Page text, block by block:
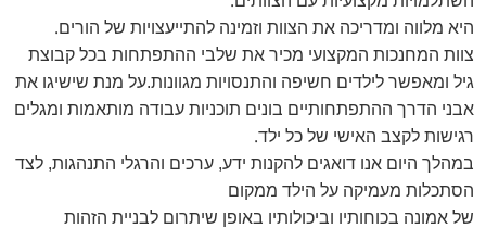
היא מלווה ומדריכה את הצוות וזמינה להתייעצויות של הורים.
צוות המחנכות המקצועי מכיר את שלבי ההתפתחות בכל קבוצת
גיל ומאפשר לילדים חשיפה והתנסויות מגוונות.על מנת שישיגו את
אבני הדרך ההתפתחותיים בונים תוכניות עבודה מותאמות ומגלים
רגישות לקצב האישי של כל ילד.
במהלך היום אנו דואגים להקנות ידע, ערכים והרגלי התנהגות, לצד
הסתכלות מעמיקה על הילד ממקום
של אמונה בכוחותיו וביכולותיו באופן שיתרום לבניית הזהות